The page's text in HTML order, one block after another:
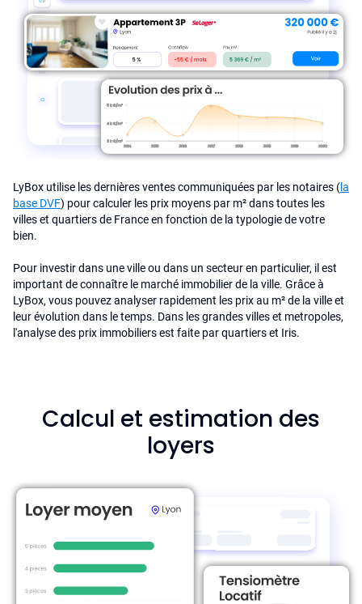
LyBox utilise les dernières ventes communiquées par les notaires (la
base DVF) pour calculer les prix moyens par m² dans toutes les
villes et quartiers de France en fonction de la typologie de votre
bien.
Pour investir dans une ville ou dans un secteur en particulier, il est
important de connaître le marché immobilier de la ville. Grâce à
LyBox, vous pouvez analyser rapidement les prix au m² de la ville et
leur évolution dans le temps. Dans les grandes villes et metropoles,
l'analyse des prix immobiliers est faite par quartiers et Iris.
Calcul et estimation des
loyers